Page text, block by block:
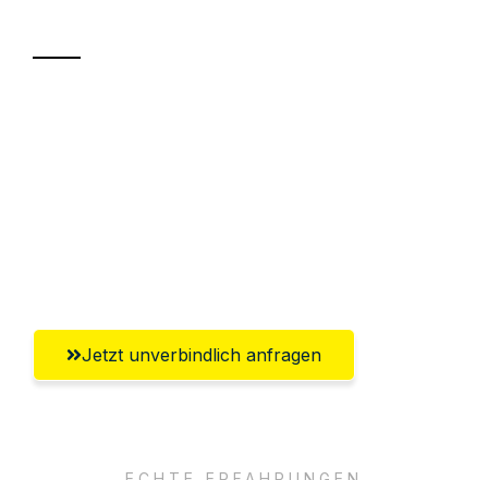
Jetzt unverbindlich anfragen